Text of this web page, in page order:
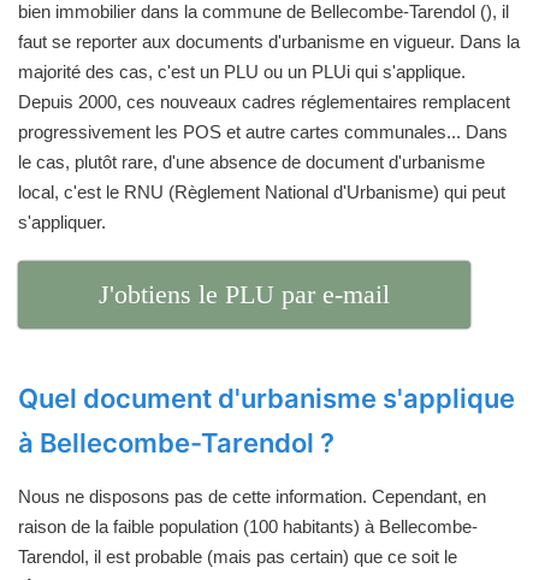
bien immobilier dans la commune de Bellecombe-Tarendol (), il
faut se reporter aux documents d'urbanisme en vigueur. Dans la
majorité des cas, c'est un PLU ou un PLUi qui s'applique.
Depuis 2000, ces nouveaux cadres réglementaires remplacent
progressivement les POS et autre cartes communales... Dans
le cas, plutôt rare, d'une absence de document d'urbanisme
local, c'est le RNU (Règlement National d'Urbanisme) qui peut
s'appliquer.
J'obtiens le PLU par e-mail
Quel document d'urbanisme s'applique
à Bellecombe-Tarendol ?
Nous ne disposons pas de cette information. Cependant, en
raison de la faible population (100 habitants) à Bellecombe-
Tarendol, il est probable (mais pas certain) que ce soit le